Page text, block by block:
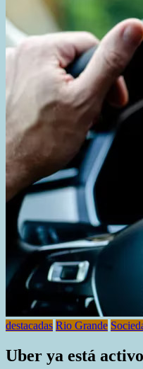
destacadas Rio Grande
Uber ya está